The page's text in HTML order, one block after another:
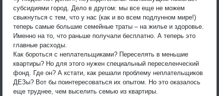
субсидиями город. Дело в другом: мы все еще не можем
свыкнуться с тем, что у нас (как и во всем подлунном мире!)
теперь самые большие семейные траты – на жилье и здоровье.
Именно на то, что раньше получали бесплатно. А теперь это
главные расходы.
Как бороться с неплательщиками? Переселять в меньшие
квартиры? Но для этого нужен специальный переселенческий
фонд. Где он? А кстати, как решали проблему неплательщиков
ДЕЗы? Вот бы поинтересоваться их опытом. Но это оказалось
еще труднее, чем выселить семью из квартиры.